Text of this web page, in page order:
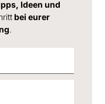
Ideen und
bei eurer
.